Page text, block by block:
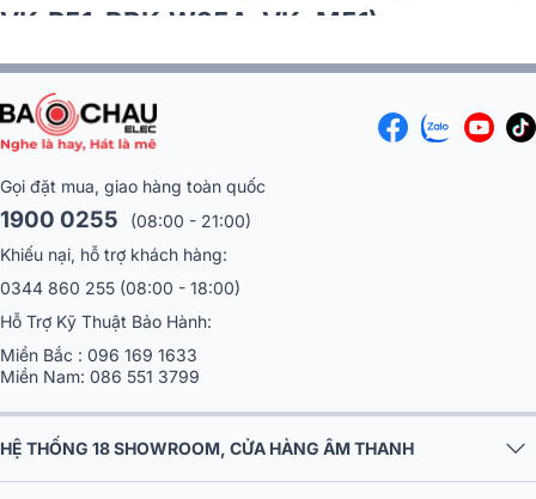
Gọi đặt mua, giao hàng toàn quốc
1900 0255
(08:00 - 21:00)
Khiếu nại, hỗ trợ khách hàng:
0344 860 255 (08:00 - 18:00)
Hỗ Trợ Kỹ Thuật Bảo Hành:
Miền Bắc : 096 169 1633
Miền Nam: 086 551 3799
HỆ THỐNG 18 SHOWROOM, CỬA HÀNG ÂM THANH